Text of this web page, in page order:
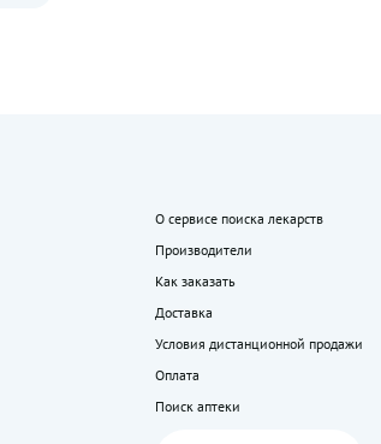
О сервисе поиска лекарств
Производители
Как заказать
Доставка
Условия дистанционной продажи
Оплата
Поиск аптеки